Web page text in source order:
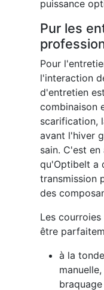
puissance
Pur les
Pour
l'interaction
d'entretien
combinaison
scarification,
avant l'hiver
sain. C'est
qu'Optibelt a
transmission
des
Les
être
à la